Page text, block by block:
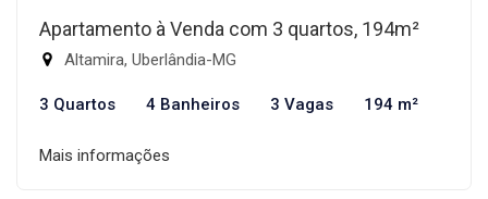
Apartamento à Venda com 3 quartos, 194m²
Altamira, Uberlândia-MG
3 Quartos 4 Banheiros 3 Vagas 194 m²
Mais informações